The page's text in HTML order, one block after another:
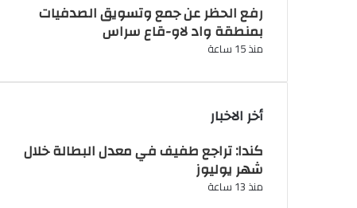
رفع الحظر عن جمع وتسويق الصدفيات
بمنطقة واد لاو-قاع سراس
منذ 15 ساعة
أخر الاخبار
كندا: تراجع طفيف في معدل البطالة خلال
شهر يوليوز
منذ 13 ساعة